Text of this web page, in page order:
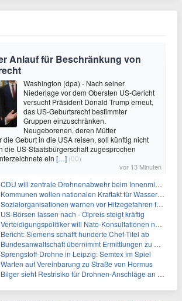
Anlauf für Beschränkung von
Washington (dpa) - Nach seiner
Niederlage vor dem Obersten US-Gericht
versucht Präsident Donald Trump erneut,
das US-Geburtsrecht bestimmter
Gruppen einzuschränken.
Neugeborenen, deren Mütter
die Geburt in die USA reisen, soll künftig nicht
die US-Staatsbürgerschaft zugesprochen
ein […] (00)
vor 13 Minuten
CDU will zentrale Drohnenabwehr beim Innenministerium
Kommunen wollen nationalen Kraftakt für Wasserversorgung
Sozialorganisationen warnen vor Hitzegefahren für Obdachlose
US-Börsen lassen nach - Ölpreis steigt kräftig
Verteidigungspolitiker will Nato-Konsultationen nach Drohnenfund
Bericht: Siemens schafft hunderte Chef-Titel ab
Bundesanwaltschaft übernimmt Ermittlungen zu Drohnenvorfall
Sprengstoff-Drohne in Leipzig: Semtex im Spiel
Warten auf Vereinbarung zu Straße von Hormus
Bilger sieht Restrisiko für Drohnen-Anschläge an Flughäfen